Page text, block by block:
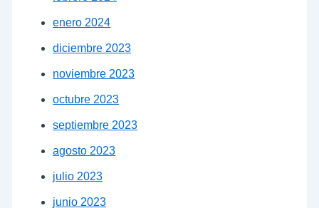
enero 2024
diciembre 2023
noviembre 2023
octubre 2023
septiembre 2023
agosto 2023
julio 2023
junio 2023